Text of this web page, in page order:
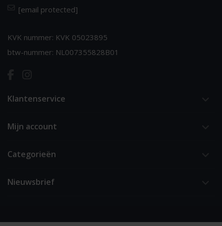
[email protected]
KVK nummer: KVK 05023895
btw-nummer: NL007355828B01
Klantenservice
Mijn account
Categorieën
Nieuwsbrief